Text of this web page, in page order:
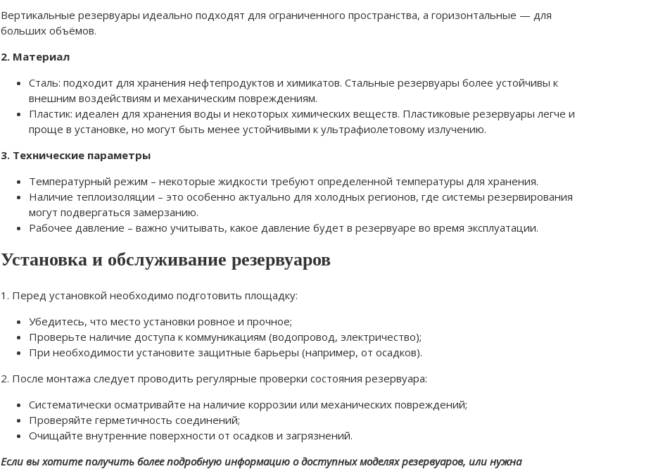
Вертикальные резервуары идеально подходят для ограниченного пространства, а горизонтальные — для
больших объёмов.
2. Материал
Сталь: подходит для хранения нефтепродуктов и химикатов. Стальные резервуары более устойчивы к
внешним воздействиям и механическим повреждениям.
Пластик: идеален для хранения воды и некоторых химических веществ. Пластиковые резервуары легче и
проще в установке, но могут быть менее устойчивыми к ультрафиолетовому излучению.
3. Технические параметры
Температурный режим – некоторые жидкости требуют определенной температуры для хранения.
Наличие теплоизоляции – это особенно актуально для холодных регионов, где системы резервирования
могут подвергаться замерзанию.
Рабочее давление – важно учитывать, какое давление будет в резервуаре во время эксплуатации.
Установка и обслуживание резервуаров
1. Перед установкой необходимо подготовить площадку:
Убедитесь, что место установки ровное и прочное;
Проверьте наличие доступа к коммуникациям (водопровод, электричество);
При необходимости установите защитные барьеры (например, от осадков).
2. После монтажа следует проводить регулярные проверки состояния резервуара:
Систематически осматривайте на наличие коррозии или механических повреждений;
Проверяйте герметичность соединений;
Очищайте внутренние поверхности от осадков и загрязнений.
Если вы хотите получить более подробную информацию о доступных моделях резервуаров, или нужна